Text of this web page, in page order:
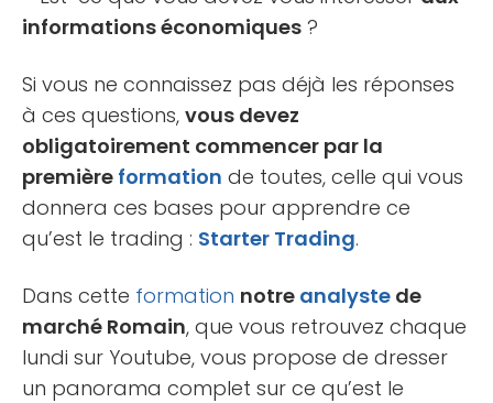
informations économiques ?
Si vous ne connaissez pas déjà les réponses
à ces questions, vous devez
obligatoirement commencer par la
première formation de toutes, celle qui vous
donnera ces bases pour apprendre ce
qu’est le trading : Starter Trading.
Dans cette formation notre analyste de
marché Romain, que vous retrouvez chaque
lundi sur Youtube, vous propose de dresser
un panorama complet sur ce qu’est le